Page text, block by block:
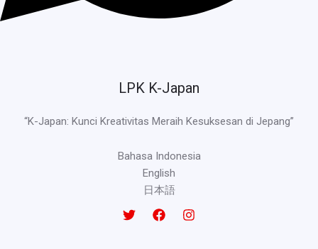
LPK K-Japan
“K-Japan: Kunci Kreativitas Meraih Kesuksesan di Jepang”
Bahasa Indonesia
English
日本語